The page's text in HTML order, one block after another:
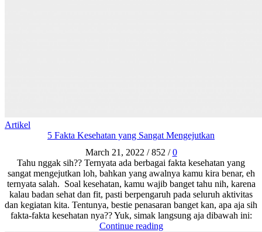
Artikel
5 Fakta Kesehatan yang Sangat Mengejutkan
March 21, 2022 / 852 / 0
Tahu nggak sih?? Ternyata ada berbagai fakta kesehatan yang
sangat mengejutkan loh, bahkan yang awalnya kamu kira benar, eh
ternyata salah. Soal kesehatan, kamu wajib banget tahu nih, karena
kalau badan sehat dan fit, pasti berpengaruh pada seluruh aktivitas
dan kegiatan kita. Tentunya, bestie penasaran banget kan, apa aja sih
fakta-fakta kesehatan nya?? Yuk, simak langsung aja dibawah ini:
Continue reading